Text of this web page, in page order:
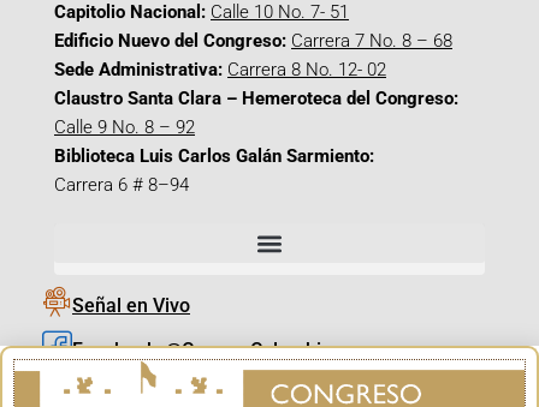
Capitolio Nacional: Calle 10 No. 7- 51
Edificio Nuevo del Congreso: Carrera 7 No. 8 – 68
Sede Administrativa: Carrera 8 No. 12- 02
Claustro Santa Clara – Hemeroteca del Congreso:
Calle 9 No. 8 – 92
Biblioteca Luis Carlos Galán Sarmiento:
Carrera 6 # 8–94
Señal en Vivo
Facebook_@CamaraColombia
Instagram_@CamaraColombia